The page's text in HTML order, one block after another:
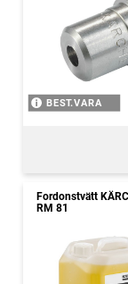
BEST.VARA
Fordonstvätt
RM 81